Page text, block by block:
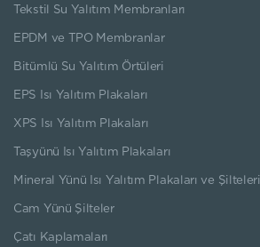
Tekstil Su Yalıtım Membranları
EPDM ve TPO Membranlar
Bitümlü Su Yalıtım Örtüleri
EPS Isı Yalıtım Plakaları
XPS Isı Yalıtım Plakaları
Taşyünü Isı Yalıtım Plakaları
Mineral Yünü Isı Yalıtım Plakaları ve Şilteleri
Cam Yünü Şilteler
Çatı Kaplamaları